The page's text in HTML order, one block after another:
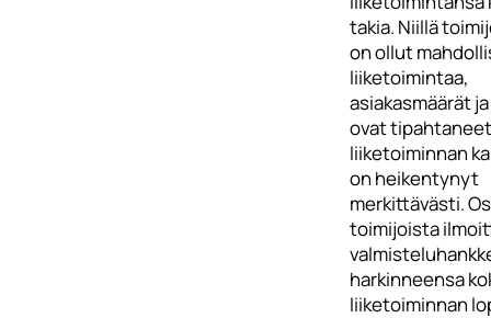
takia. Niillä
on ollut
liiketoimintaa,
asiakasmäärät
ovat
liiketoiminnan
on heikentynyt
merkittävästi.
toimijoista
harkinneensa
liiketoiminnan